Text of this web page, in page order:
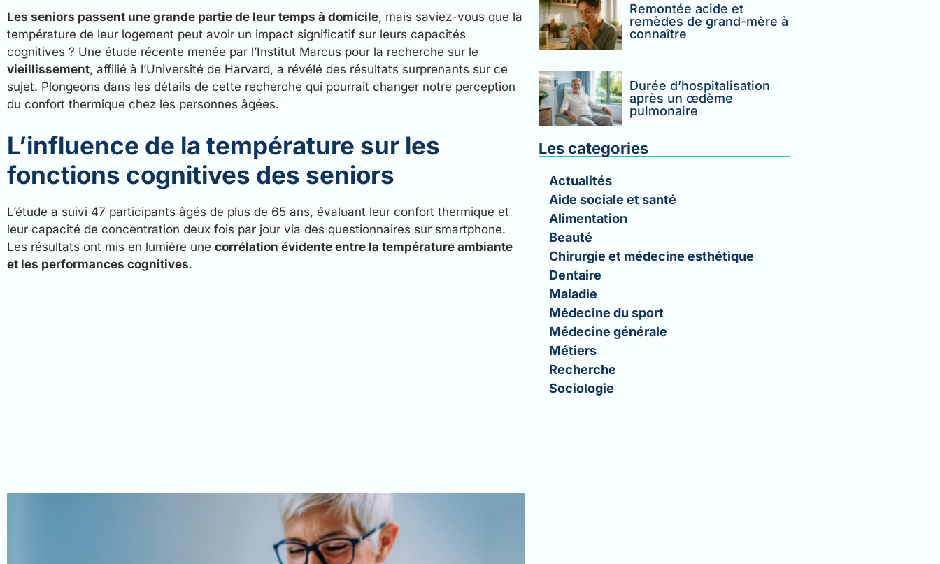
Les seniors passent une grande partie de leur temps à domicile, mais saviez-vous que la
température de leur logement peut avoir un impact significatif sur leurs capacités
cognitives ? Une étude récente menée par l’Institut Marcus pour la recherche sur le
vieillissement, affilié à l’Université de Harvard, a révélé des résultats surprenants sur ce
sujet. Plongeons dans les détails de cette recherche qui pourrait changer notre perception
du confort thermique chez les personnes âgées.
L’influence de la température sur les
fonctions cognitives des seniors
L’étude a suivi 47 participants âgés de plus de 65 ans, évaluant leur confort thermique et
leur capacité de concentration deux fois par jour via des questionnaires sur smartphone.
Les résultats ont mis en lumière une corrélation évidente entre la température ambiante
et les performances cognitives.
Remontée acide et
remèdes de grand-mère à
connaître
Durée d’hospitalisation
après un œdème
pulmonaire
Les categories
Actualités
Aide sociale et santé
Alimentation
Beauté
Chirurgie et médecine esthétique
Dentaire
Maladie
Médecine du sport
Médecine générale
Métiers
Recherche
Sociologie